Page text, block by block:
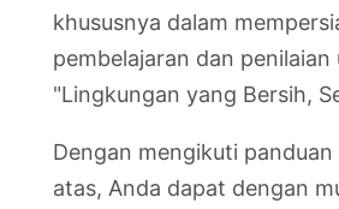
khususnya dalam
pembelajaran dan
"Lingkungan yang Bersih,
Dengan mengikuti panduan
atas, Anda dapat dengan